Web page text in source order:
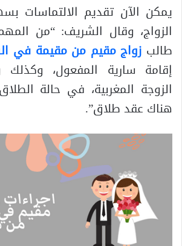
يمكن الآن تقديم الالتماسات
الزواج، وقال الشريف: “من
طالب زواج مقيم من مقيمة في
إقامة سارية المفعول،
الزوجة المغربية، في حالة
هناك عقد طلاق”.